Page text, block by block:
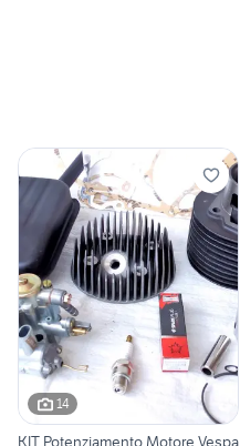
14
KIT Potenziamento Motore Vespa